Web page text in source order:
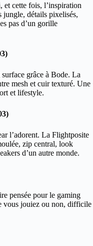
cette fois, l’inspiration
détails pixelisés,
pas d’un gorille
grâce à Bode. La
mesh et cuir texturé. Une
et lifestyle.
l’adorent. La Flightposite
zip central, look
d’un autre monde.
pensée pour le gaming
vous jouiez ou non, difficile